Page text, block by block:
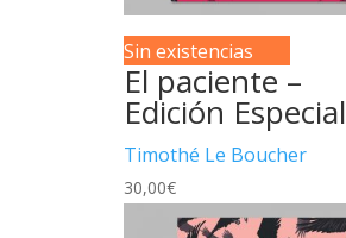
Sin existencias
El paciente –
Edición Especial
Timothé Le Boucher
30,00€